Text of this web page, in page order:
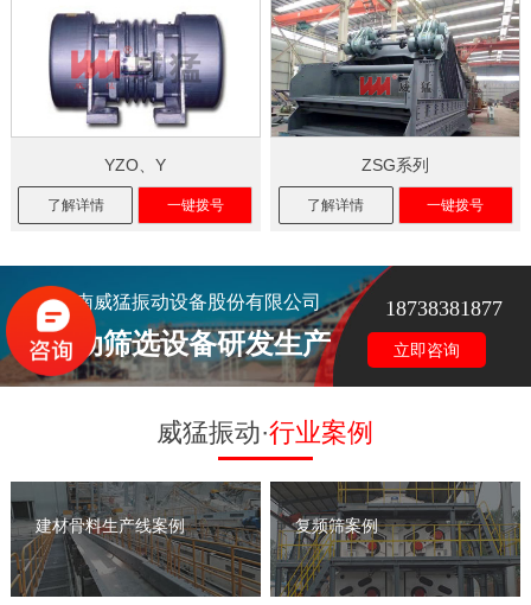
YZO、Y
了解详情 一键拨号
ZSG系列
了解详情 一键拨号
河南威猛振动设备股份有限公司
振动筛选设备研发生产
18738381877
立即咨询
威猛振动·行业案例
建材骨料生产线案例 复频筛案例